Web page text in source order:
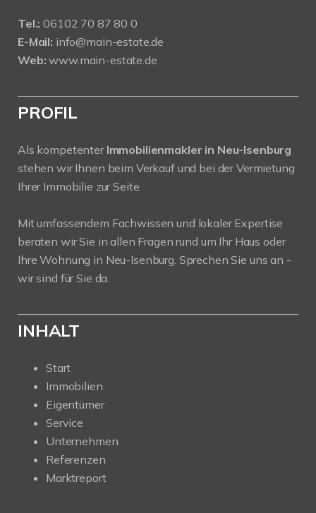
Tel.: 06102 70 87 80 0
E-Mail: info@main-estate.de
Web: www.main-estate.de
PROFIL
Als kompetenter Immobilienmakler in Neu-Isenburg
stehen wir Ihnen beim Verkauf und bei der Vermietung
Ihrer Immobilie zur Seite.
Mit umfassendem Fachwissen und lokaler Expertise
beraten wir Sie in allen Fragen rund um Ihr Haus oder
Ihre Wohnung in Neu-Isenburg. Sprechen Sie uns an -
wir sind für Sie da.
INHALT
Start
Immobilien
Eigentümer
Service
Unternehmen
Referenzen
Marktreport